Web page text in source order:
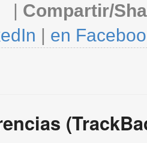
| Compartir/
| en